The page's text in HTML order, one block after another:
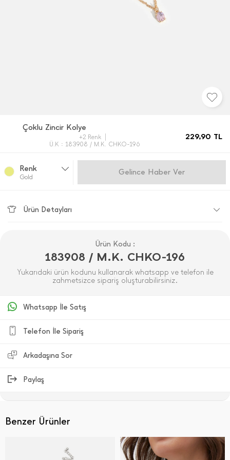
Çoklu Zincir Kolye
+2 Renk
Ü.K : 183908 / M.K. CHKO-196
229,90 TL
Renk
Gold
Gelince Haber Ver
Ürün Detayları
Ürün Kodu :
183908 / M.K. CHKO-196
Yukarıdaki ürün kodunu kullanarak whatsapp ve telefon ile
zahmetsizce sipariş oluşturabilirsiniz.
Whatsapp İle Satış
Telefon İle Sipariş
Arkadaşına Sor
Paylaş
Benzer Ürünler